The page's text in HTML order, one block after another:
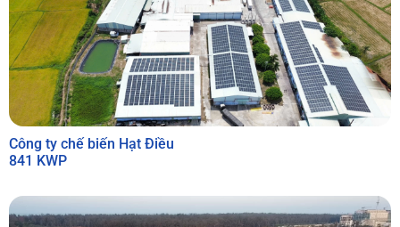
Công ty chế biến Hạt Điều
841 KWP